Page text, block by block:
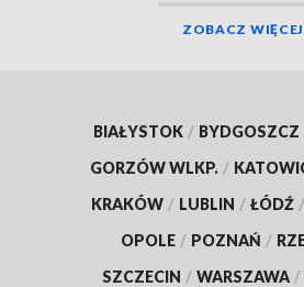
ZOBACZ WIĘCEJ
BIAŁYSTOK / BYDGOSZCZ
GORZÓW WLKP. /
KRAKÓW / LUBLIN / ŁÓDŹ /
OPOLE / POZNAŃ /
SZCZECIN / WARSZAWA /